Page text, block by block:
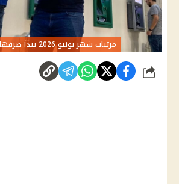
مرتبات شهر يونيو 2026 يبدأ صرفها 18 يونيو لمدة 5 أيام
شارك